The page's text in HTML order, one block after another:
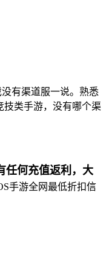
有渠道服一说。熟悉
技类手游，没有哪个渠
任何充值返利，大
手游全网最低折扣信